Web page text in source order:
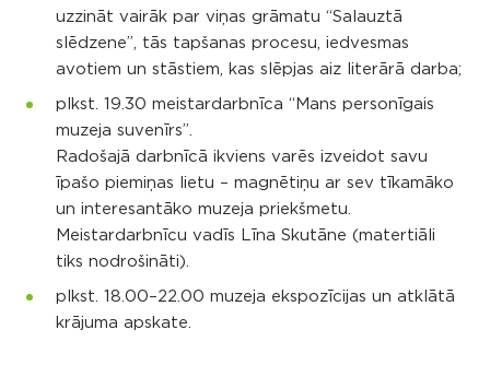
uzzināt vairāk par viņas grāmatu “Salauztā
slēdzene”, tās tapšanas procesu, iedvesmas
avotiem un stāstiem, kas slēpjas aiz literārā darba;
plkst. 19.30 meistardarbnīca “Mans personīgais
muzeja suvenīrs”.
Radošajā darbnīcā ikviens varēs izveidot savu
īpašo piemiņas lietu – magnētiņu ar sev tīkamāko
un interesantāko muzeja priekšmetu.
Meistardarbnīcu vadīs Līna Skutāne (matertiāli
tiks nodrošināti).
plkst. 18.00–22.00 muzeja ekspozīcijas un atklātā
krājuma apskate.